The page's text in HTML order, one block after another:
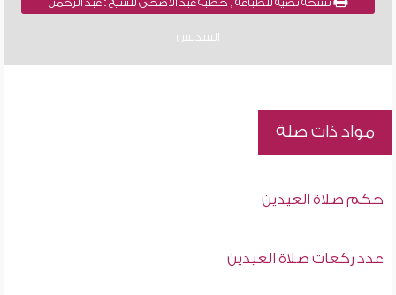
نسخة نصية للطباعة , خطبة عيد الأضحى للشيخ : عبد الرحمن
السديس
مواد ذات صلة
حكم صلاة العيدين
عدد ركعات صلاة العيدين